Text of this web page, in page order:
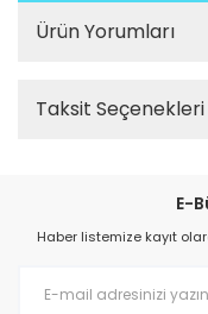
Ürün Yorumları
Taksit Seçenekleri
E-
Haber listemize kayıt